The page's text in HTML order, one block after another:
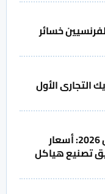
خسائر
التجارى الأول
نشرة الشروق الاقتصادية 8 أغسطس 2026: أسعار
لتعميق تصنيع هياكل